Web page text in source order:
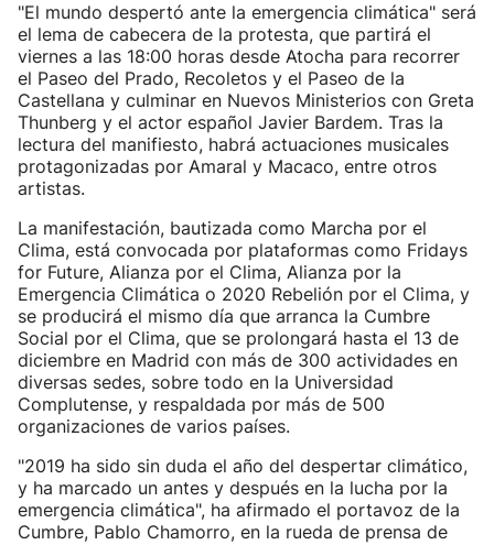
"El mundo despertó ante la emergencia climática" será
el lema de cabecera de la protesta, que partirá el
viernes a las 18:00 horas desde Atocha para recorrer
el Paseo del Prado, Recoletos y el Paseo de la
Castellana y culminar en Nuevos Ministerios con Greta
Thunberg y el actor español Javier Bardem. Tras la
lectura del manifiesto, habrá actuaciones musicales
protagonizadas por Amaral y Macaco, entre otros
artistas.
La manifestación, bautizada como Marcha por el
Clima, está convocada por plataformas como Fridays
for Future, Alianza por el Clima, Alianza por la
Emergencia Climática o 2020 Rebelión por el Clima, y
se producirá el mismo día que arranca la Cumbre
Social por el Clima, que se prolongará hasta el 13 de
diciembre en Madrid con más de 300 actividades en
diversas sedes, sobre todo en la Universidad
Complutense, y respaldada por más de 500
organizaciones de varios países.
"2019 ha sido sin duda el año del despertar climático,
y ha marcado un antes y después en la lucha por la
emergencia climática", ha afirmado el portavoz de la
Cumbre, Pablo Chamorro, en la rueda de prensa de